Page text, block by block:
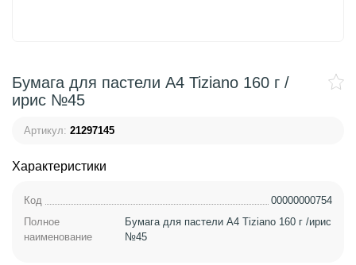
Бумага для пастели А4 Tiziano 160 г /
ирис №45
Артикул: 21297145
Характеристики
Код
00000000754
Полное
наименование
Бумага для пастели А4 Tiziano 160 г /ирис
№45